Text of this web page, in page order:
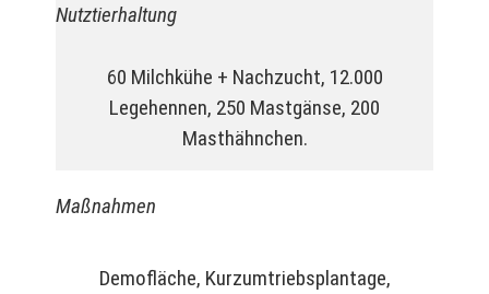
Nutztierhaltung
60 Milchkühe + Nachzucht, 12.000
Legehennen, 250 Mastgänse, 200
Masthähnchen.
Maßnahmen
Demofläche, Kurzumtriebsplantage,